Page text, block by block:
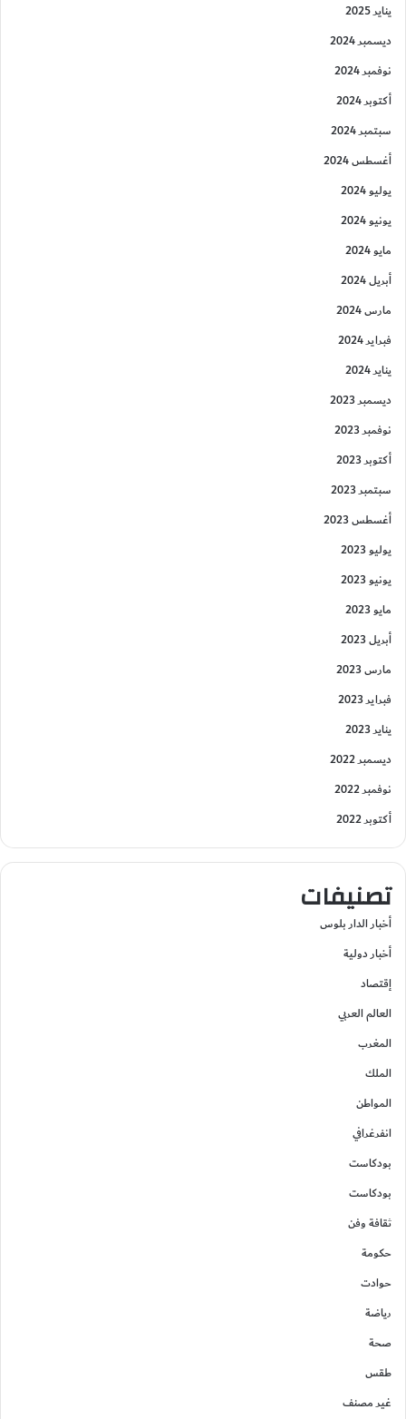
يناير 2025
ديسمبر 2024
نوفمبر 2024
أكتوبر 2024
سبتمبر 2024
أغسطس 2024
يوليو 2024
يونيو 2024
مايو 2024
أبريل 2024
مارس 2024
فبراير 2024
يناير 2024
ديسمبر 2023
نوفمبر 2023
أكتوبر 2023
سبتمبر 2023
أغسطس 2023
يوليو 2023
يونيو 2023
مايو 2023
أبريل 2023
مارس 2023
فبراير 2023
يناير 2023
ديسمبر 2022
نوفمبر 2022
أكتوبر 2022
تصنيفات
أخبار الدار بلوس
أخبار دولية
إقتصاد
العالم العربي
المغرب
الملك
المواطن
انفرغرافي
بودكاست
بودكاست
ثقافة وفن
حكومة
حوادت
رياضة
صحة
طقس
غير مصنف